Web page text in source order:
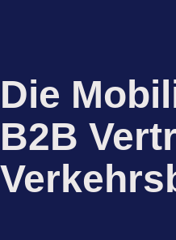
Die
B2B